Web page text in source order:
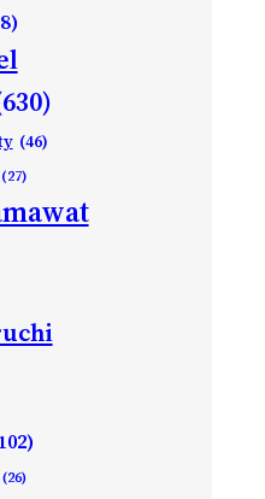
(46)
(27)
(26)